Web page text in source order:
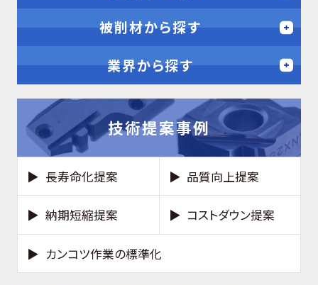
被削材から探す
業界から探す
技術提案事例
長寿命化提案 品質向上提案
納期短縮提案 コストダウン提案
カンコツ作業の標準化